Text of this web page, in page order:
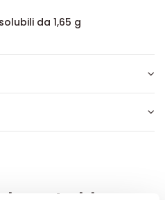
da 1,65 g